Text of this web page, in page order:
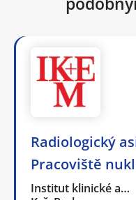
Radiologický
Pracoviště
Institut klinické a…